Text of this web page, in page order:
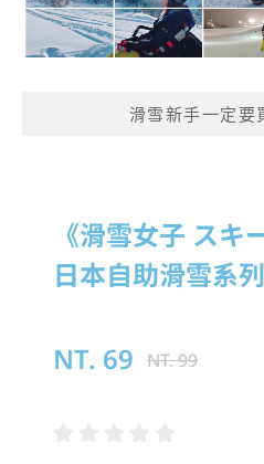
滑雪新手一定要